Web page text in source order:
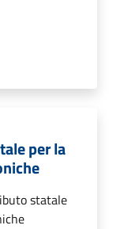
per la
statale